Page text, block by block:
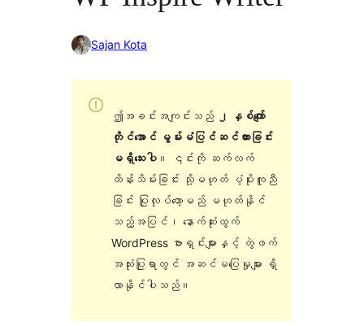
Sajan Kota
ဤအခင်းအကျင်းသည်
၂ နှစ်ကျော်
တိုင်အောင် မွမ်းမံပြင်ဆင်ထားခြင်း
မရှိသေးပါ။ ၎င်းကို ဆက်လက်
ထိန်းသိမ်းခြင်း သို့မဟုတ် ပံ့ပိုးကူညီ
ခြင်း ပြုလုပ်တော့မည် မဟုတ်နိုင်
သည့်အပြင်၊ နောက်ဆုံးထွက်
WordPress ဗားရှင်းများနှင့် တွဲဖက်
အသုံးပြုရာတွင် အဆင်မပြေမှုများ ရှိ
လာနိုင်ပါသည်။